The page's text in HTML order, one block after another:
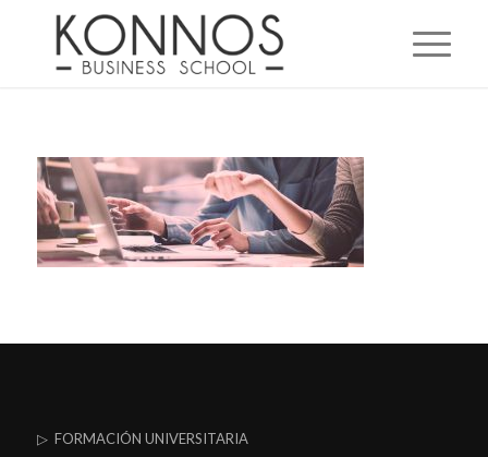
▷ FORMACIÓN UNIVERSITARIA